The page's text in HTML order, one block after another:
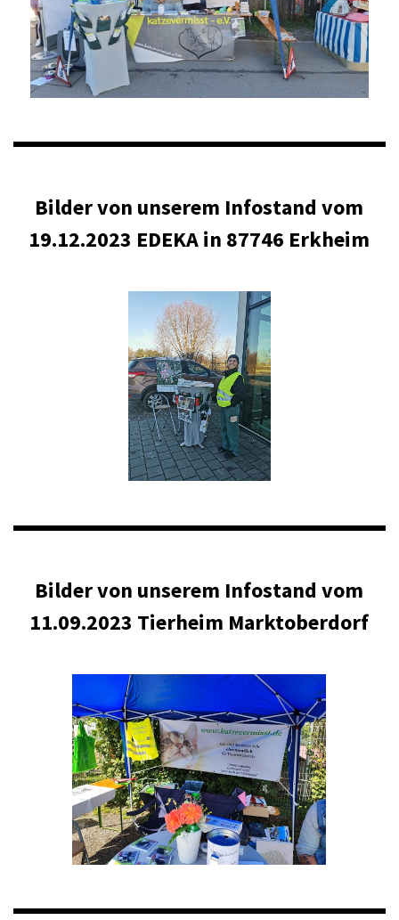
Bilder von unserem Infostand vom
19.12.2023 EDEKA in 87746 Erkheim
Bilder von unserem Infostand vom
11.09.2023 Tierheim Marktoberdorf